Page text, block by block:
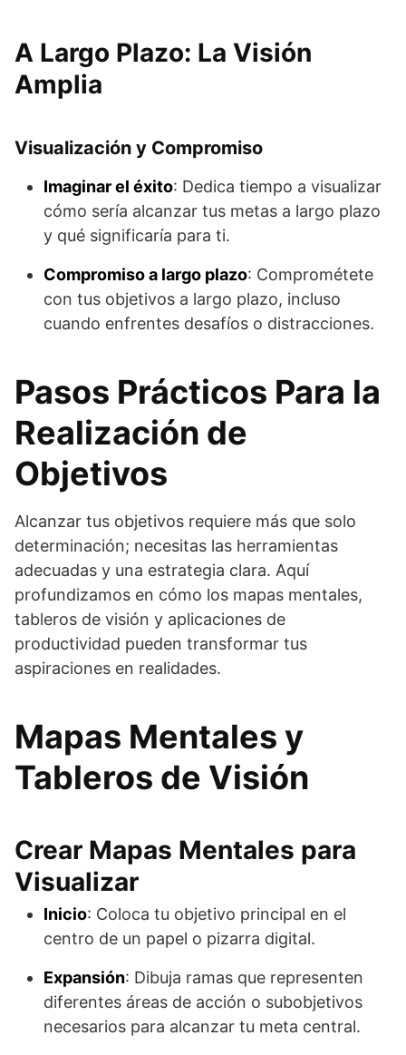
A Largo Plazo: La Visión
Amplia
Visualización y Compromiso
Imaginar el éxito: Dedica tiempo a visualizar
cómo sería alcanzar tus metas a largo plazo
y qué significaría para ti.
Compromiso a largo plazo: Comprométete
con tus objetivos a largo plazo, incluso
cuando enfrentes desafíos o distracciones.
Pasos Prácticos Para la
Realización de
Objetivos
Alcanzar tus objetivos requiere más que solo
determinación; necesitas las herramientas
adecuadas y una estrategia clara. Aquí
profundizamos en cómo los mapas mentales,
tableros de visión y aplicaciones de
productividad pueden transformar tus
aspiraciones en realidades.
Mapas Mentales y
Tableros de Visión
Crear Mapas Mentales para
Visualizar
Inicio: Coloca tu objetivo principal en el
centro de un papel o pizarra digital.
Expansión: Dibuja ramas que representen
diferentes áreas de acción o subobjetivos
necesarios para alcanzar tu meta central.